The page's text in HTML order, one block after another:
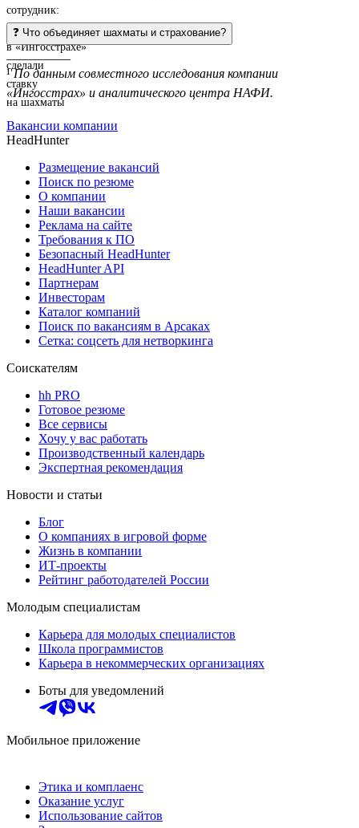
❓ Что объединяет шахматы и страхование?
__________
¹По данным совместного исследования компании
«Ингосстрах» и аналитического центра НАФИ.
Вакансии компании
HeadHunter
Размещение вакансий
Поиск по резюме
О компании
Наши вакансии
Реклама на сайте
Требования к ПО
Безопасный HeadHunter
HeadHunter API
Партнерам
Инвесторам
Каталог компаний
Поиск по вакансиям в Арсаках
Сетка: соцсеть для нетворкинга
Соискателям
hh PRO
Готовое резюме
Все сервисы
Хочу у вас работать
Производственный календарь
Экспертная рекомендация
Новости и статьи
Блог
О компаниях в игровой форме
Жизнь в компании
ИТ-проекты
Рейтинг работодателей России
Молодым специалистам
Карьера для молодых специалистов
Школа программистов
Карьера в некоммерческих организациях
Боты для уведомлений
Мобильное приложение
Этика и комплаенс
Оказание услуг
Использование сайтов